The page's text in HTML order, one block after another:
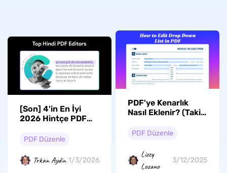
[Son] 4'in En İyi
2026 Hintçe PDF
PDF Düzenle
Trkan Aydin 1/3/2026
PDF'ye Kenarlık
Nasıl Eklenir? (Takip
PDF Düzenle
Lizzy
Lozano
3/12/2025